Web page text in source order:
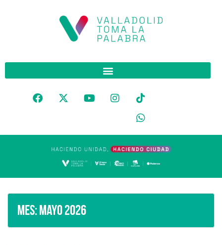
Mes:mayo 2026